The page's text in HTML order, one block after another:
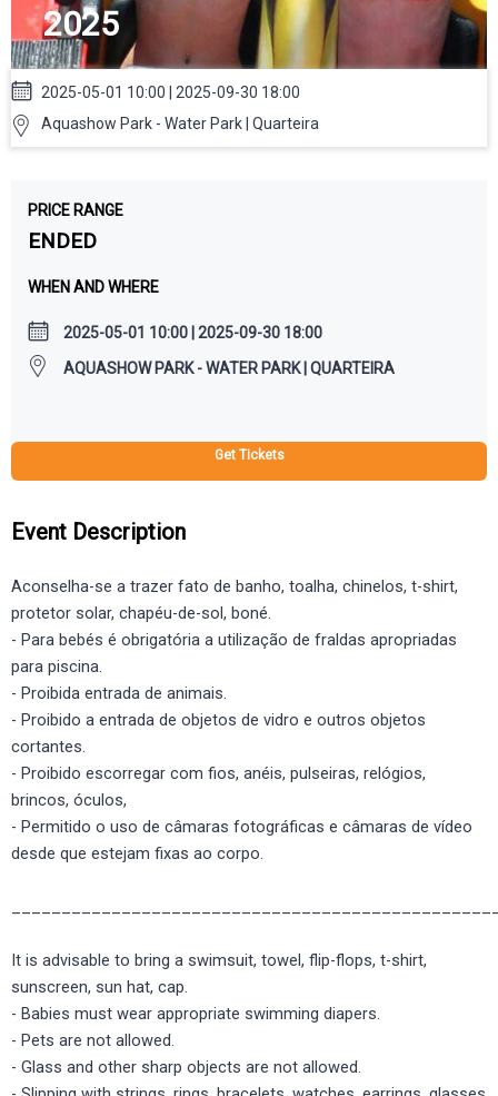
2025
2025-05-01 10:00 | 2025-09-30 18:00
Aquashow Park - Water Park | Quarteira
PRICE RANGE
ENDED
WHEN AND WHERE
2025-05-01 10:00 | 2025-09-30 18:00
AQUASHOW PARK - WATER PARK | QUARTEIRA
Get Tickets
Event Description
Aconselha-se a trazer fato de banho, toalha, chinelos, t-shirt,
protetor solar, chapéu-de-sol, boné.
- Para bebés é obrigatória a utilização de fraldas apropriadas
para piscina.
- Proibida entrada de animais.
- Proibido a entrada de objetos de vidro e outros objetos
cortantes.
- Proibido escorregar com fios, anéis, pulseiras, relógios,
brincos, óculos,
- Permitido o uso de câmaras fotográficas e câmaras de vídeo
desde que estejam fixas ao corpo.
It is advisable to bring a swimsuit, towel, flip-flops, t-shirt,
sunscreen, sun hat, cap.
- Babies must wear appropriate swimming diapers.
- Pets are not allowed.
- Glass and other sharp objects are not allowed.